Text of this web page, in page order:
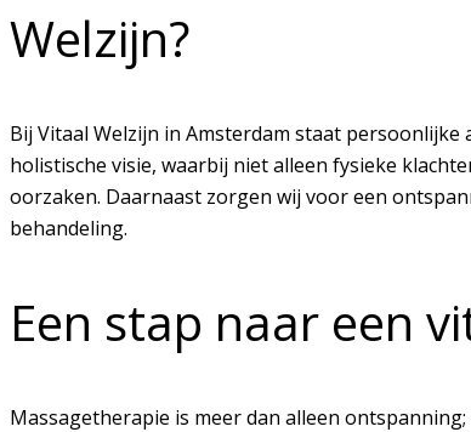
Welzijn?
Bij Vitaal Welzijn in Amsterdam staat
holistische visie, waarbij niet alleen fysieke
oorzaken. Daarnaast zorgen wij voor een
behandeling.
Een stap naar een
Massagetherapie is meer dan alleen